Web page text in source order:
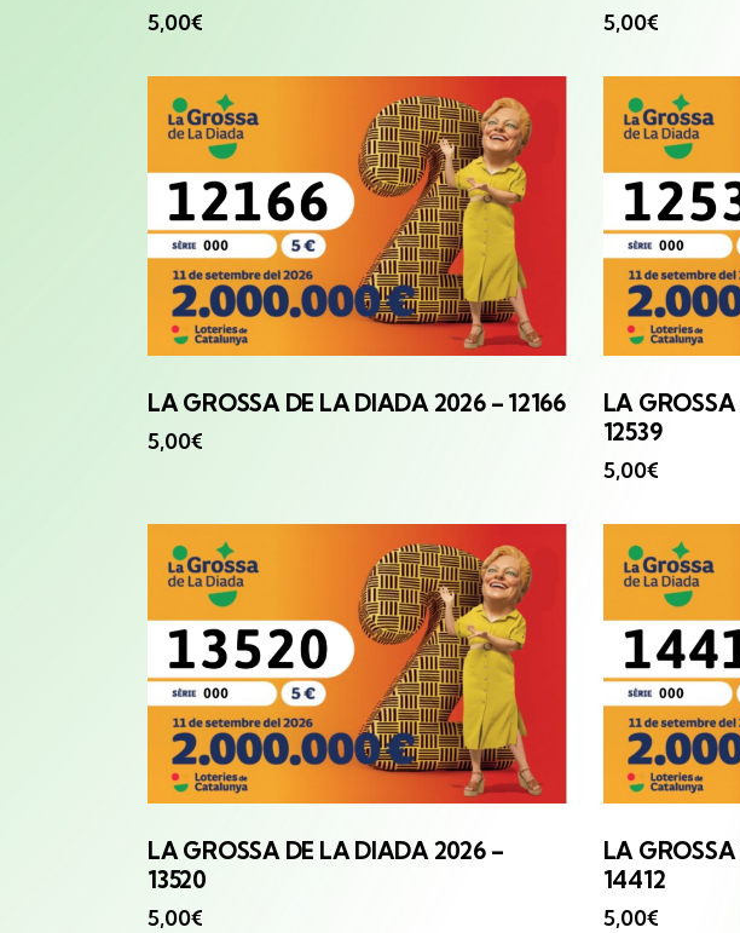
5,00€ 5,00€
LA GROSSA DE LA DIADA 2026 – 12166
5,00€
LA GROSSA
12539
5,00€
LA GROSSA DE LA DIADA 2026 –
13520
5,00€
LA GROSSA
14412
5,00€